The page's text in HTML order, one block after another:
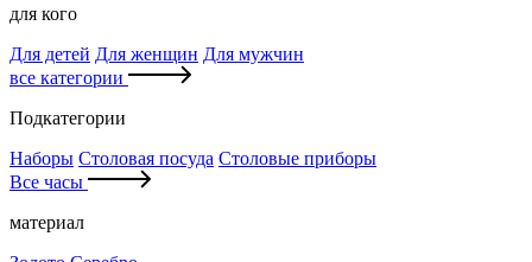
для кого
Для детей Для женщин Для мужчин
все категории
Подкатегории
Наборы Столовая посуда Столовые приборы
Все часы
материал